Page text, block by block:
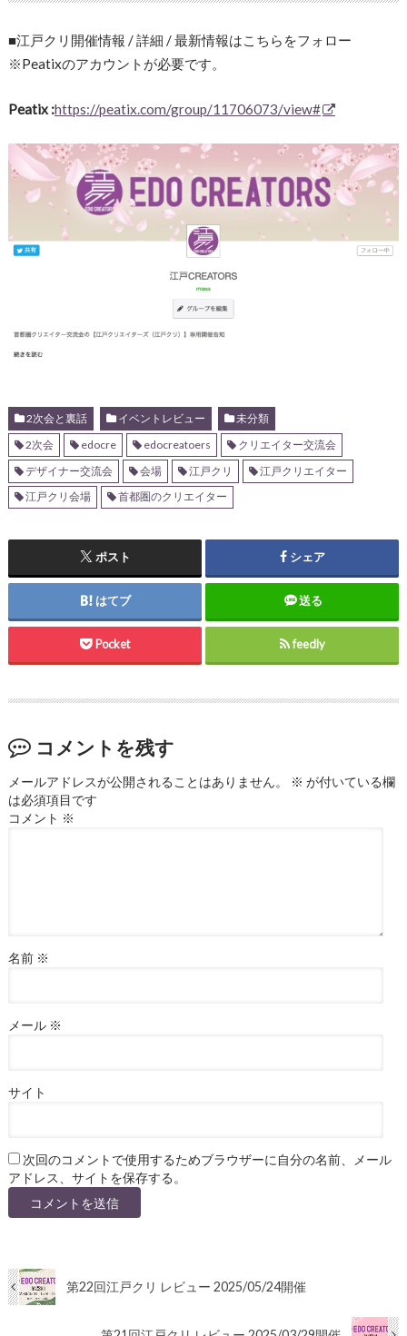
■江戸クリ開催情報 / 詳細 / 最新情報はこちらをフォロー
※Peatixのアカウントが必要です。
Peatix :https://peatix.com/group/11706073/view#
2次会と裏話 イベントレビュー
未分類
2次会
edocre edocreatoers
クリエイター交流会
デザイナー交流会
会場 江戸クリ
江戸クリエイター
江戸クリ会場
首都圏のクリエイター
ポスト シェア
はてブ 送る
Pocket feedly
コメントを残す
メールアドレスが公開されることはありません。 ※ が付いている欄
は必須項目です
コメント ※
名前 ※
メール ※
サイト
次回のコメントで使用するためブラウザーに自分の名前、メール
アドレス、サイトを保存する。
第22回江戸クリ レビュー 2025/05/24開催